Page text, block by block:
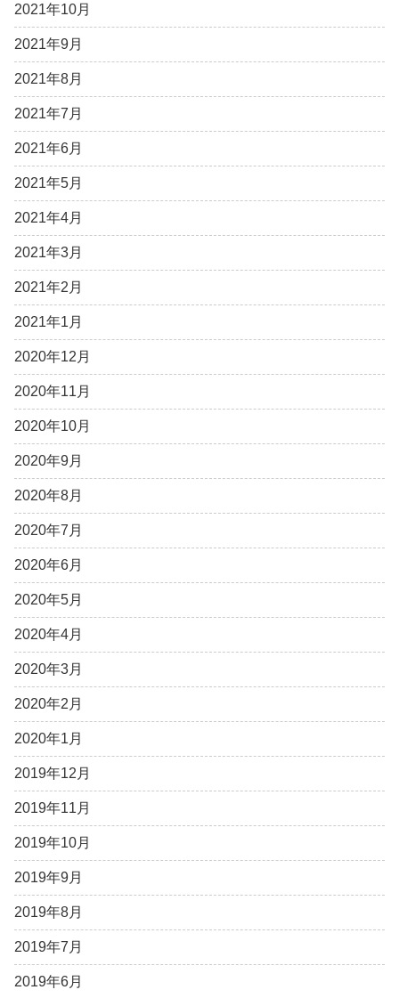
2021年10月
2021年9月
2021年8月
2021年7月
2021年6月
2021年5月
2021年4月
2021年3月
2021年2月
2021年1月
2020年12月
2020年11月
2020年10月
2020年9月
2020年8月
2020年7月
2020年6月
2020年5月
2020年4月
2020年3月
2020年2月
2020年1月
2019年12月
2019年11月
2019年10月
2019年9月
2019年8月
2019年7月
2019年6月